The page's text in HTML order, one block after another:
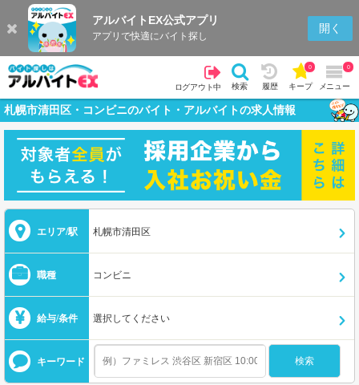
アルバイトEX公式アプリ
アプリで快適にバイト探し
開く
ログアウト中 検索 履歴 キープ
0
メニュー
0
札幌市清田区・コンビニのバイト・アルバイトの求人情報
エリア/駅 札幌市清田区
職種 コンビニ
給与/条件 選択してください
キーワード